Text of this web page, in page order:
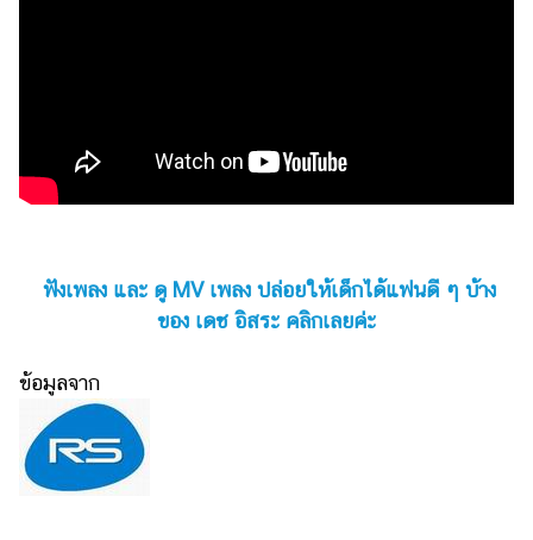
ฟังเพลง และ ดู MV เพลง ปล่อยให้เด็กได้แฟนดี ๆ บ้าง
ของ เดช อิสระ คลิกเลยค่ะ
ข้อมูลจาก